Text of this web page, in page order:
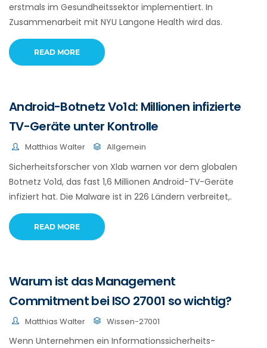
erstmals im Gesundheitssektor implementiert. In
Zusammenarbeit mit NYU Langone Health wird das.
READ MORE
Android-Botnetz Vo1d: Millionen infizierte
TV-Geräte unter Kontrolle
Matthias Walter Allgemein
Sicherheitsforscher von Xlab warnen vor dem globalen
Botnetz Vo1d, das fast 1,6 Millionen Android-TV-Geräte
infiziert hat. Die Malware ist in 226 Ländern verbreitet,.
READ MORE
Warum ist das Management
Commitment bei ISO 27001 so wichtig?
Matthias Walter Wissen-27001
Wenn Unternehmen ein Informationssicherheits-